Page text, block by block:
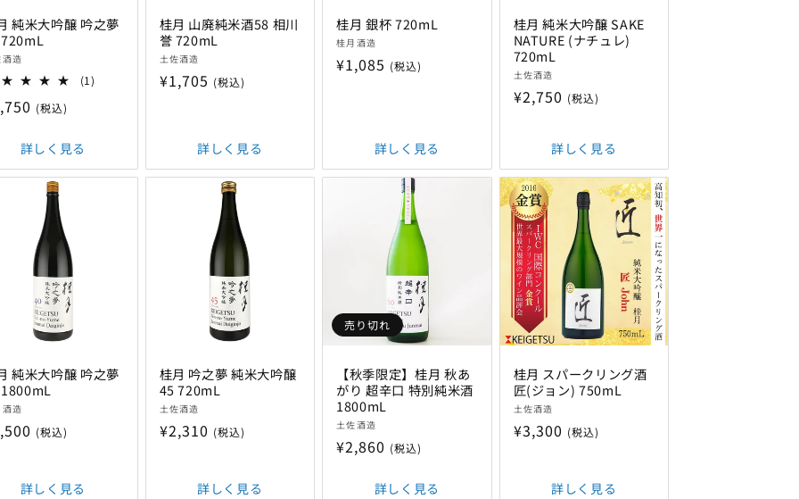
純米大吟醸 吟之夢
造
(1)
合
(税込)
詳しく見る
桂月 山廃純米酒58 相川
誉 720mL
販
売
土佐酒造
通
¥1,705 (税込)
詳しく見る
桂月 銀杯 720mL
販
売
桂月酒造
通
¥1,085 (税込)
詳しく見る
桂月 純米大吟醸 SAKE
NATURE (ナチュレ)
720mL
販
売
土佐酒造
通
¥2,750 (税込)
詳しく見る
純米大吟醸 吟之夢
造
(税込)
詳しく見る
桂月 吟之夢 純米大吟醸
45 720mL
販
売
土佐酒造
通
¥2,310 (税込)
詳しく見る
売り切れ
【秋季限定】桂月 秋あ
がり 超辛口 特別純米酒
1800mL
販
売
土佐酒造
通
¥2,860 (税込)
詳しく見る
桂月 スパークリング酒
匠(ジョン) 750mL
販
売
土佐酒造
通
¥3,300 (税込)
詳しく見る